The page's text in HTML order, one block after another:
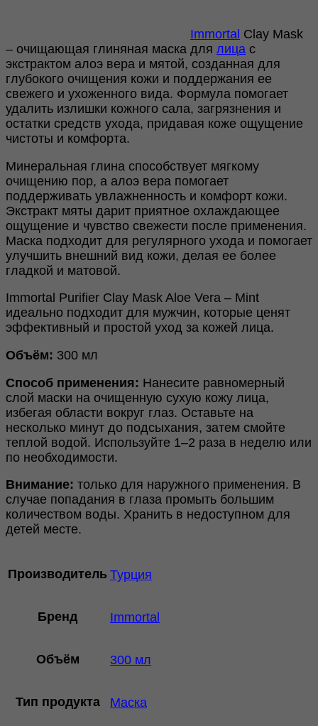
Immortal Clay Mask
– очищающая глиняная маска для лица с
экстрактом алоэ вера и мятой, созданная для
глубокого очищения кожи и поддержания ее
свежего и ухоженного вида. Формула помогает
удалить излишки кожного сала, загрязнения и
остатки средств ухода, придавая коже ощущение
чистоты и комфорта.
Минеральная глина способствует мягкому
очищению пор, а алоэ вера помогает
поддерживать увлажненность и комфорт кожи.
Экстракт мяты дарит приятное охлаждающее
ощущение и чувство свежести после применения.
Маска подходит для регулярного ухода и помогает
улучшить внешний вид кожи, делая ее более
гладкой и матовой.
Immortal Purifier Clay Mask Aloe Vera – Mint
идеально подходит для мужчин, которые ценят
эффективный и простой уход за кожей лица.
Объём: 300 мл
Способ применения: Нанесите равномерный
слой маски на очищенную сухую кожу лица,
избегая области вокруг глаз. Оставьте на
несколько минут до подсыхания, затем смойте
теплой водой. Используйте 1–2 раза в неделю или
по необходимости.
Внимание: только для наружного применения. В
случае попадания в глаза промыть большим
количеством воды. Хранить в недоступном для
детей месте.
Производитель Турция
Бренд Immortal
Объём 300 мл
Тип продукта Маска